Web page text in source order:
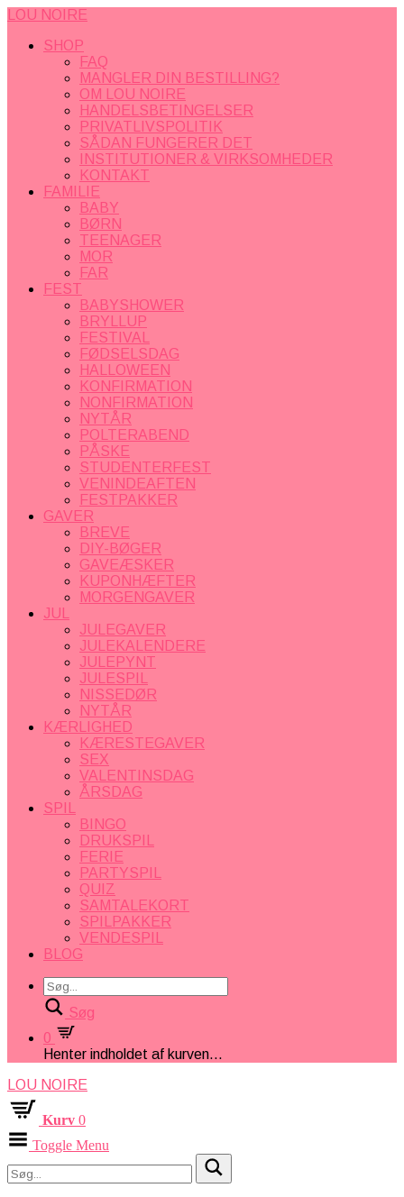
LOU NOIRE
SHOP
FAQ
MANGLER DIN BESTILLING?
OM LOU NOIRE
HANDELSBETINGELSER
PRIVATLIVSPOLITIK
SÅDAN FUNGERER DET
INSTITUTIONER & VIRKSOMHEDER
KONTAKT
FAMILIE
BABY
BØRN
TEENAGER
MOR
FAR
FEST
BABYSHOWER
BRYLLUP
FESTIVAL
FØDSELSDAG
HALLOWEEN
KONFIRMATION
NONFIRMATION
NYTÅR
POLTERABEND
PÅSKE
STUDENTERFEST
VENINDEAFTEN
FESTPAKKER
GAVER
BREVE
DIY-BØGER
GAVEÆSKER
KUPONHÆFTER
MORGENGAVER
JUL
JULEGAVER
JULEKALENDERE
JULEPYNT
JULESPIL
NISSEDØR
NYTÅR
KÆRLIGHED
KÆRESTEGAVER
SEX
VALENTINSDAG
ÅRSDAG
SPIL
BINGO
DRUKSPIL
FERIE
PARTYSPIL
QUIZ
SAMTALEKORT
SPILPAKKER
VENDESPIL
BLOG
Søg
0
Henter indholdet af kurven...
LOU NOIRE
Kurv 0
Toggle Menu